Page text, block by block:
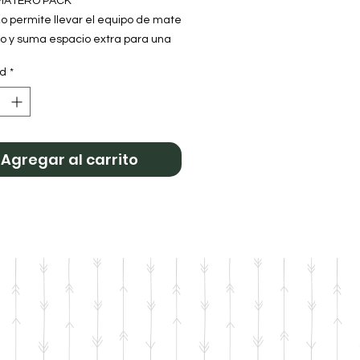
permite llevar el equipo de mate
y suma espacio extra para una
reforzada
Espacio optimizado para
Materiales resistentes y
reforzadas.
*
Agregar al carrito